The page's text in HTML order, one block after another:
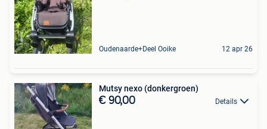
Oudenaarde+Deel Ooike 12 apr 26
Mutsy nexo (donkergroen)
€ 90,00 Details